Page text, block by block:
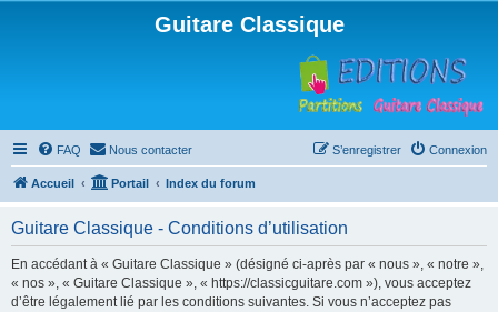
Guitare Classique
FAQ Nous contacter Connexion
S’enregistrer
Accueil Portail Index du forum
Guitare Classique - Conditions d’utilisation
En accédant à « Guitare Classique » (désigné ci-après par « nous », « notre »,
« nos », « Guitare Classique », « https://classicguitare.com »), vous acceptez
d’être légalement lié par les conditions suivantes. Si vous n’acceptez pas